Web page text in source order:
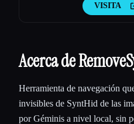
VISITA
Acerca de
Herramienta de navegación
invisibles de SyntHid de las
por Géminis a nivel local, sin